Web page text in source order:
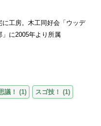
に工房。木工同好会「ウッデ
」に2005年より所属
議！ (1) スゴ技！ (1)